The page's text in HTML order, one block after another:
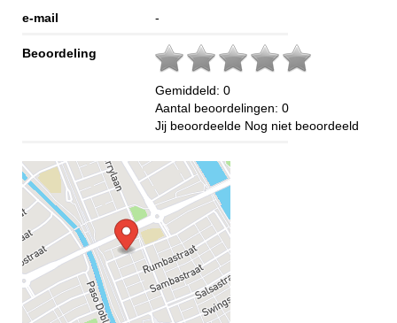
e-mail -
Beoordeling
Gemiddeld: 0
Aantal beoordelingen: 0
Jij beoordeelde Nog niet beoordeeld